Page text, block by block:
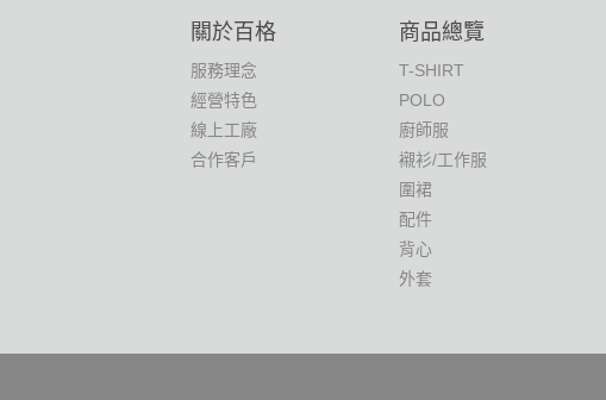
關於百格
服務理念
經營特色
線上工廠
合作客戶
商品總覽
T-SHIRT
POLO
廚師服
襯衫/工作服
圍裙
配件
背心
外套